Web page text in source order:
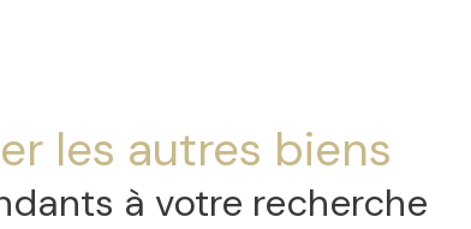
les autres biens
à votre recherche